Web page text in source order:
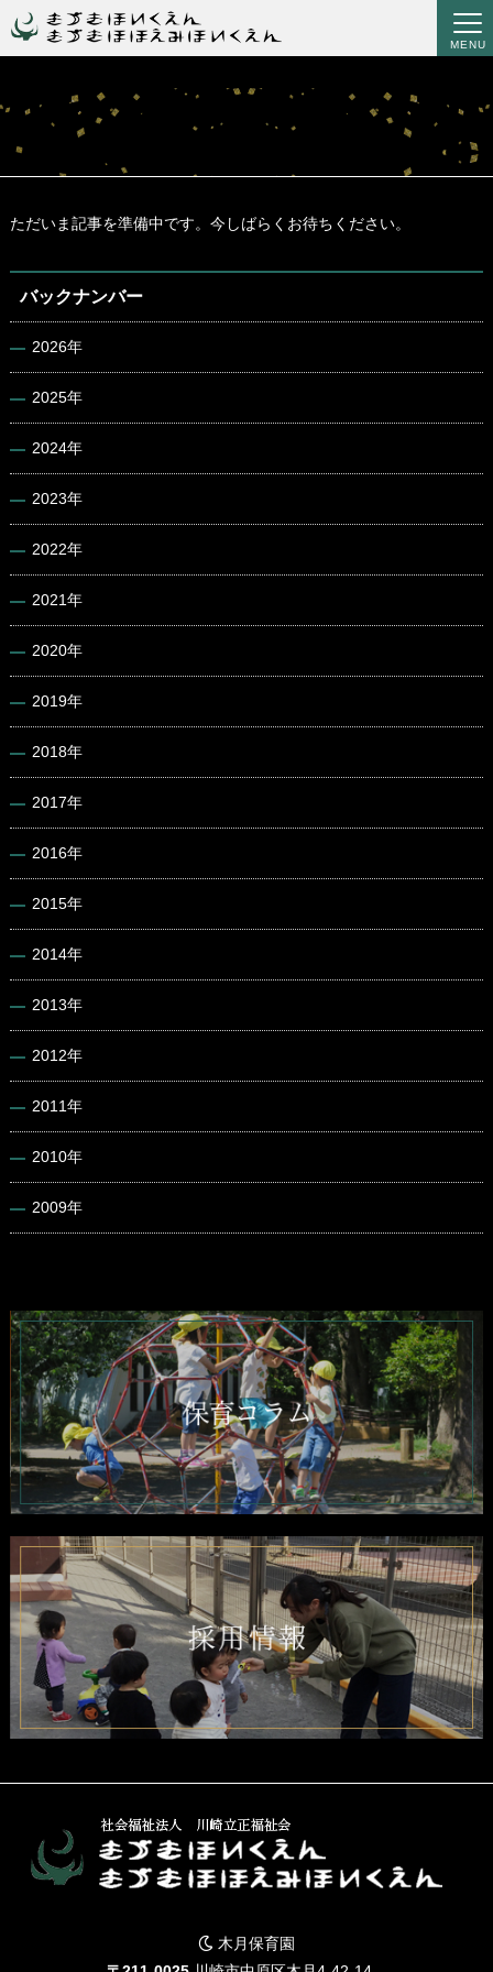
MENU
ただいま記事を準備中です。今しばらくお待ちください。
バックナンバー
2026年
2025年
2024年
2023年
2022年
2021年
2020年
2019年
2018年
2017年
2016年
2015年
2014年
2013年
2012年
2011年
2010年
2009年
木月保育園